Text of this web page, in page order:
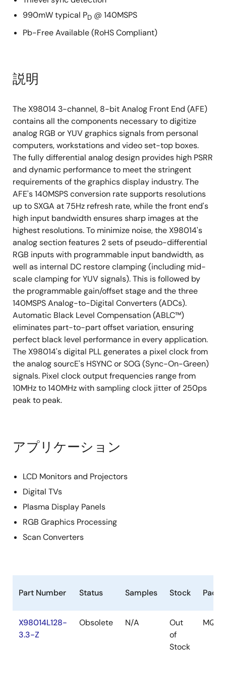
990mW typical PD @ 140MSPS
Pb-Free Available (RoHS Compliant)
説明
The X98014 3-channel, 8-bit Analog Front End (AFE)
contains all the components necessary to digitize
analog RGB or YUV graphics signals from personal
computers, workstations and video set-top boxes.
The fully differential analog design provides high PSRR
and dynamic performance to meet the stringent
requirements of the graphics display industry. The
AFE's 140MSPS conversion rate supports resolutions
up to SXGA at 75Hz refresh rate, while the front end's
high input bandwidth ensures sharp images at the
highest resolutions. To minimize noise, the X98014's
analog section features 2 sets of pseudo-differential
RGB inputs with programmable input bandwidth, as
well as internal DC restore clamping (including mid-
scale clamping for YUV signals). This is followed by
the programmable gain/offset stage and the three
140MSPS Analog-to-Digital Converters (ADCs).
Automatic Black Level Compensation (ABLC™)
eliminates part-to-part offset variation, ensuring
perfect black level performance in every application.
The X98014's digital PLL generates a pixel clock from
the analog sourcE's HSYNC or SOG (Sync-On-Green)
signals. Pixel clock output frequencies range from
10MHz to 140MHz with sampling clock jitter of 250ps
peak to peak.
アプリケーション
LCD Monitors and Projectors
Digital TVs
Plasma Display Panels
RGB Graphics Processing
Scan Converters
Part Number Status Samples Stock
X98014L128-
3.3-Z
Obsolete N/A
Out
of
Stock
MQFP